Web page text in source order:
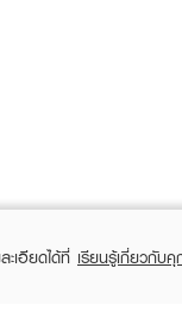
เอียดได้ที่ เรียนรู้เกี่ยวกับ